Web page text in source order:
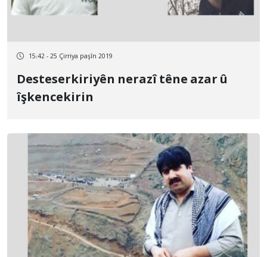
15:42 - 25 Çirriya paşîn 2019
Desteserkiriyên nerazî têne azar û
îşkencekirin